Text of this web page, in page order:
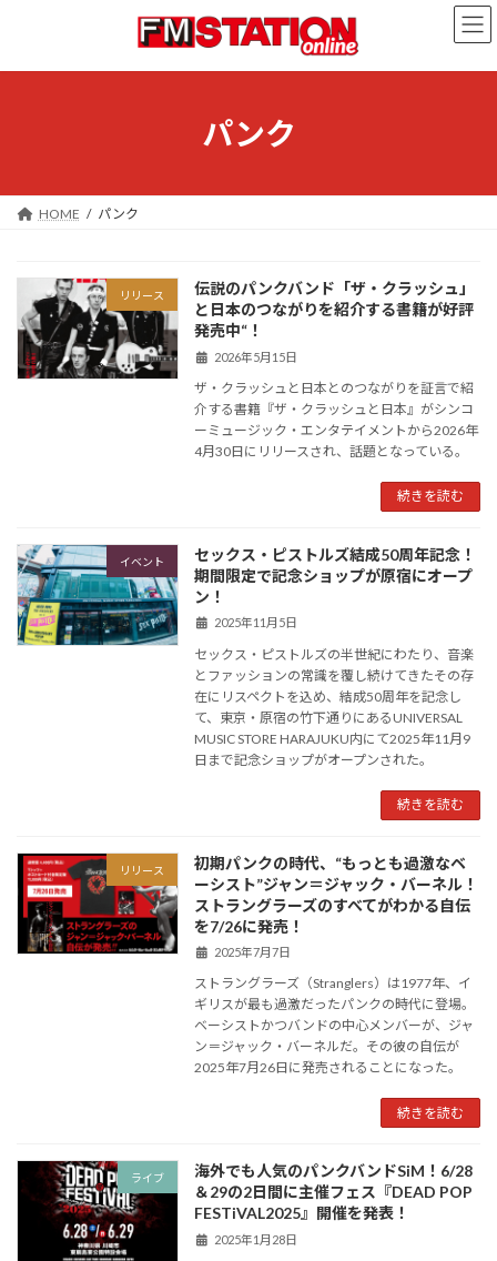
ン
ー
パンク
HOME パンク
リリース
伝説のパンクバンド「ザ・クラッシュ」
と日本のつながりを紹介する書籍が好評
発売中“！
2026年5月15日
ザ・クラッシュと日本とのつながりを証言で紹
介する書籍『ザ・クラッシュと日本』がシンコ
ーミュージック・エンタテイメントから2026年
4月30日にリリースされ、話題となっている。
続きを読む
イベント
セックス・ピストルズ結成50周年記念！
期間限定で記念ショップが原宿にオープ
ン！
2025年11月5日
セックス・ピストルズの半世紀にわたり、音楽
とファッションの常識を覆し続けてきたその存
在にリスペクトを込め、結成50周年を記念し
て、東京・原宿の竹下通りにあるUNIVERSAL
MUSIC STORE HARAJUKU内にて2025年11月9
日まで記念ショップがオープンされた。
続きを読む
リリース
初期パンクの時代、“もっとも過激なベ
ーシスト”ジャン＝ジャック・バーネル！
ストラングラーズのすべてがわかる自伝
を7/26に発売！
2025年7月7日
ストラングラーズ（Stranglers）は1977年、イ
ギリスが最も過激だったパンクの時代に登場。
ベーシストかつバンドの中心メンバーが、ジャ
ン＝ジャック・バーネルだ。その彼の自伝が
2025年7月26日に発売されることになった。
続きを読む
ライブ
海外でも人気のパンクバンドSiM！6/28
＆29の2日間に主催フェス『DEAD POP
FESTiVAL2025』開催を発表！
2025年1月28日